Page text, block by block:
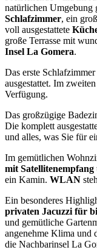
natürlichen
Schlafzimmer, ein
voll ausgestattete
große Terrasse mit
Insel La Gomera.
Das erste
ausgestattet. Im
Verfügung.
Das großzügige
Die komplett
und alles, was Sie für
Im gemütlichen
mit
ein Kamin. WLAN
Ein besonderes
privaten Jacuzzi für
und gemütliche
angenehme Klima und
die Nachbarinsel La